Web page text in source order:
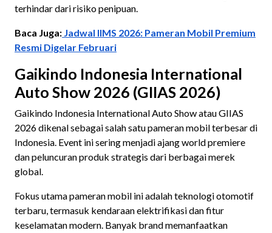
terhindar dari risiko penipuan.
Baca Juga: Jadwal IIMS 2026: Pameran Mobil Premium
Resmi Digelar Februari
Gaikindo Indonesia International
Auto Show 2026 (GIIAS 2026)
Gaikindo Indonesia International Auto Show atau GIIAS
2026 dikenal sebagai salah satu pameran mobil terbesar di
Indonesia. Event ini sering menjadi ajang world premiere
dan peluncuran produk strategis dari berbagai merek
global.
Fokus utama pameran mobil ini adalah teknologi otomotif
terbaru, termasuk kendaraan elektrifikasi dan fitur
keselamatan modern. Banyak brand memanfaatkan